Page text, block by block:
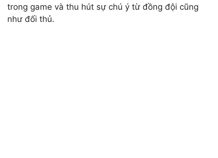
trong game và thu hút sự chú ý từ đồng đội cũng
như đối thủ.